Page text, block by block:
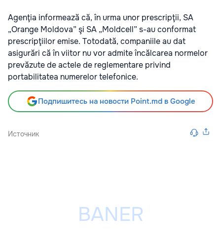
Agenţia informează că, în urma unor prescripţii, SA
„Orange Moldova” şi SA „Moldcell” s-au conformat
prescripţiilor emise. Totodată, companiile au dat
asigurări că în viitor nu vor admite încălcarea normelor
prevăzute de actele de reglementare privind
portabilitatea numerelor telefonice.
Подпишитесь на новости Point.md в Google
Источник